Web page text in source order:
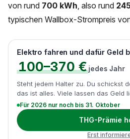
von rund 700 kWh , also rund
typischen Wallbox-Strompreis
Elektro fahren und dafür Geld
100–370 € jedes Jahr
Steht jedem Halter zu. Du schickst
das ist alles. Viele lassen das Geld
Für 2026 nur noch bis 31. Oktober
THG-Prämie
Erst